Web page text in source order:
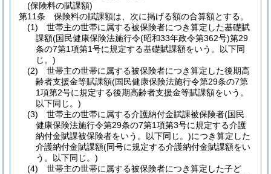
(保険料の賦課額)
第11条
保険料の賦課額は、次に掲げる額の合算額とする。
(1)
世帯主の世帯に属する被保険者につき算定した基礎賦
課額(国民健康保険法施行令(昭和33年政令第362号)第29
条の7第1項第1号に規定する基礎賦課額をいう。以下同
じ。)
(2)
世帯主の世帯に属する被保険者につき算定した後期高
齢者支援金等賦課額(国民健康保険法施行令第29条の7第
1項第2号に規定する後期高齢者支援金等賦課額をいう。
以下同じ。)
(3)
世帯主の世帯に属する介護納付金賦課被保険者(国民
健康保険法施行令第29条の7第1項第3号に規定する介護
納付金賦課被保険者をいう。以下同じ。)につき算定した
介護納付金賦課額(同号に規定する介護納付金賦課額をい
う。以下同じ。)
(4)
世帯主の世帯に属する被保険者につき算定した子ど